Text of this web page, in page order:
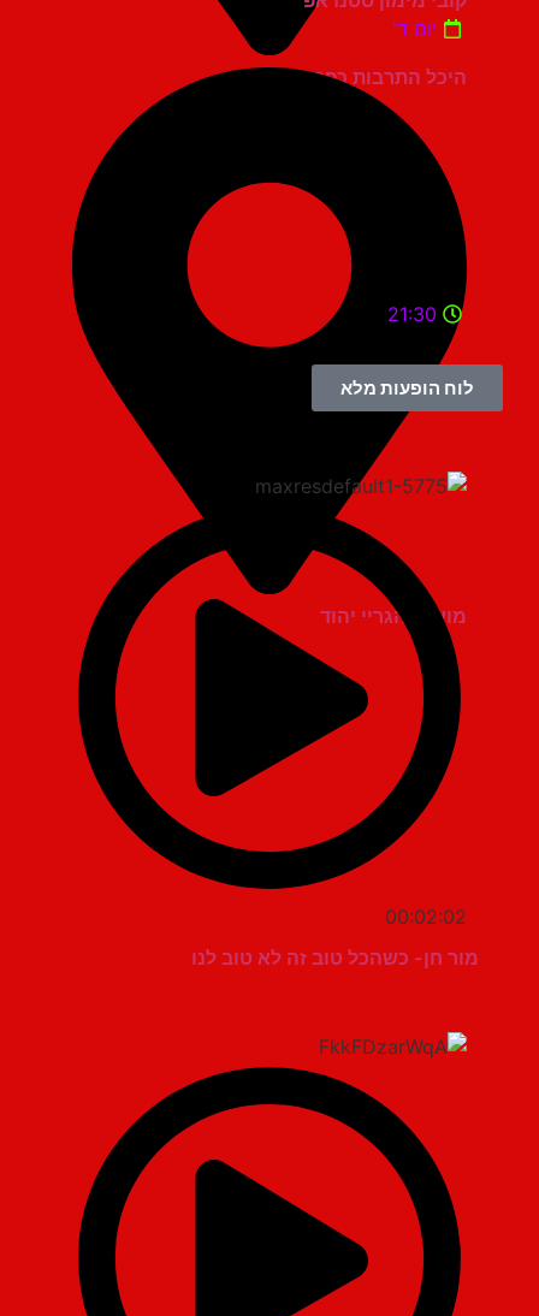
היכל התרבות כפר סבא
יום ד'
מועדון הגריי יהוד
21:30
לוח הופעות מלא
00:02:02
מור חן- כשהכל טוב זה לא טוב לנו